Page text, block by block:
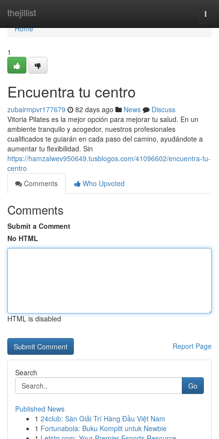
thejillist
Home
Home
1
Encuentra tu centro
zubairmpvr177679 82 days ago News
Discuss
Vitoria Pilates es la mejor opción para mejorar tu salud. En un
ambiente tranquilo y acogedor, nuestros profesionales
cualificados te guiarán en cada paso del camino, ayudándote a
aumentar tu flexibilidad. Sin
https://hamzalwev950649.tusblogos.com/41096602/encuentra-tu-
centro
Comments
Who Upvoted
Comments
Submit a Comment
No HTML
HTML is disabled
Report Page
Search
Go
Published News
1 24club: Sàn Giải Trí Hàng Đầu Việt Nam
1 Fortunabola: Buku Komplit untuk Newbie